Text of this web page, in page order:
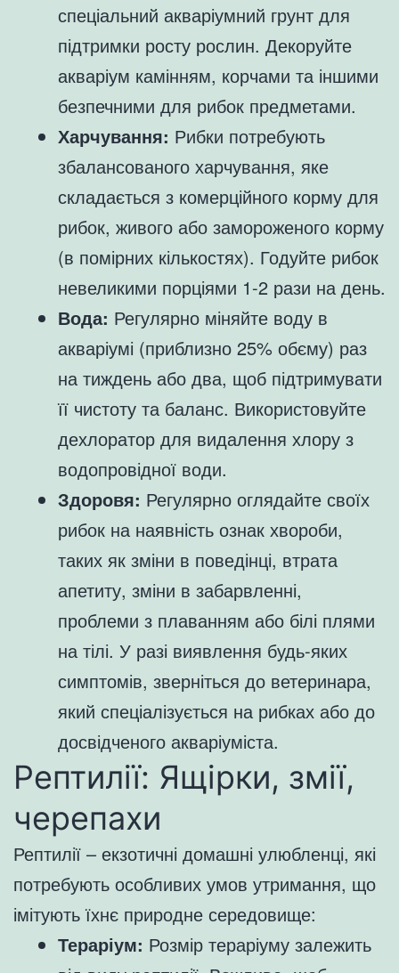
спеціальний акваріумний грунт для
підтримки росту рослин. Декоруйте
акваріум камінням, корчами та іншими
безпечними для рибок предметами.
Харчування: Рибки потребують
збалансованого харчування, яке
складається з комерційного корму для
рибок, живого або замороженого корму
(в помірних кількостях). Годуйте рибок
невеликими порціями 1-2 рази на день.
Вода: Регулярно міняйте воду в
акваріумі (приблизно 25% обєму) раз
на тиждень або два, щоб підтримувати
її чистоту та баланс. Використовуйте
дехлоратор для видалення хлору з
водопровідної води.
Здоровя: Регулярно оглядайте своїх
рибок на наявність ознак хвороби,
таких як зміни в поведінці, втрата
апетиту, зміни в забарвленні,
проблеми з плаванням або білі плями
на тілі. У разі виявлення будь-яких
симптомів, зверніться до ветеринара,
який спеціалізується на рибках або до
досвідченого акваріуміста.
Рептилії: Ящірки, змії,
черепахи
Рептилії – екзотичні домашні улюбленці, які
потребують особливих умов утримання, що
імітують їхнє природне середовище:
Тераріум: Розмір тераріуму залежить